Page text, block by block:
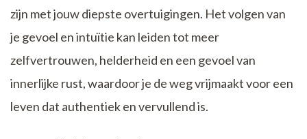
zijn met jouw diepste overtuigingen. Het volgen van
je gevoel en intuïtie kan leiden tot meer
zelfvertrouwen, helderheid en een gevoel van
innerlijke rust, waardoor je de weg vrijmaakt voor een
leven dat authentiek en vervullend is.